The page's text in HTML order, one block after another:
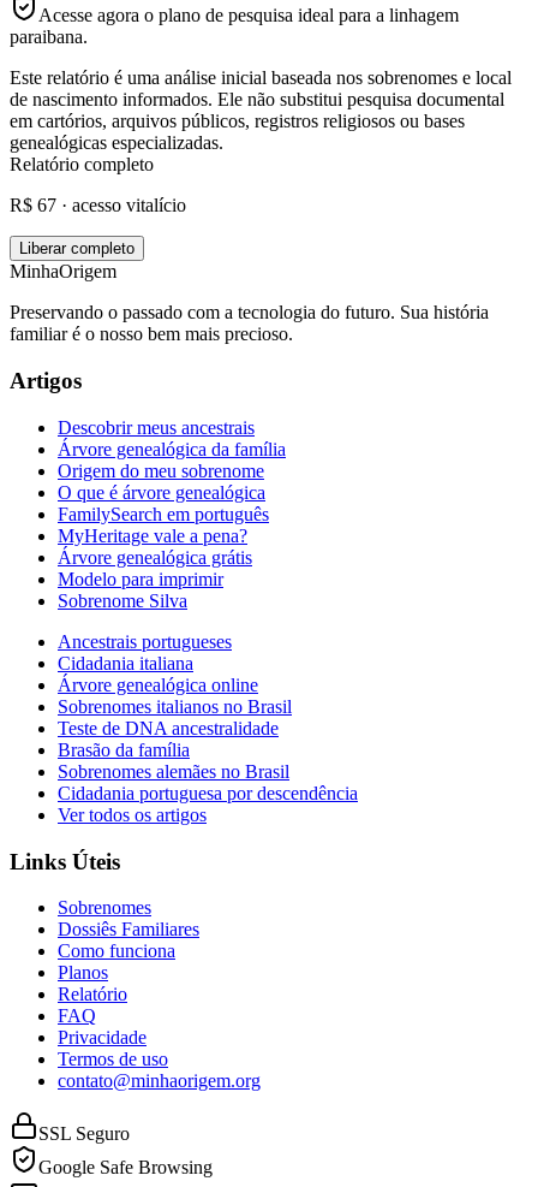
Acesse agora o plano de pesquisa ideal para a linhagem
paraibana.
Este relatório é uma análise inicial baseada nos sobrenomes e local
de nascimento informados. Ele não substitui pesquisa documental
em cartórios, arquivos públicos, registros religiosos ou bases
genealógicas especializadas.
Relatório completo
R$ 67 · acesso vitalício
Liberar completo
MinhaOrigem
Preservando o passado com a tecnologia do futuro. Sua história
familiar é o nosso bem mais precioso.
Artigos
Descobrir meus ancestrais
Árvore genealógica da família
Origem do meu sobrenome
O que é árvore genealógica
FamilySearch em português
MyHeritage vale a pena?
Árvore genealógica grátis
Modelo para imprimir
Sobrenome Silva
Ancestrais portugueses
Cidadania italiana
Árvore genealógica online
Sobrenomes italianos no Brasil
Teste de DNA ancestralidade
Brasão da família
Sobrenomes alemães no Brasil
Cidadania portuguesa por descendência
Ver todos os artigos
Links Úteis
Sobrenomes
Dossiês Familiares
Como funciona
Planos
Relatório
FAQ
Privacidade
Termos de uso
contato@minhaorigem.org
SSL Seguro
Google Safe Browsing